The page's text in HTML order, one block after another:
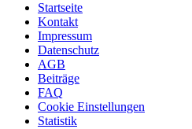
Startseite
Kontakt
Impressum
Datenschutz
AGB
Beiträge
FAQ
Cookie Einstellungen
Statistik